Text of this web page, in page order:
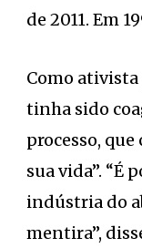
de 2011. Em
Como
tinha sido
processo,
sua vida”. “É
indústria do
mentira”,